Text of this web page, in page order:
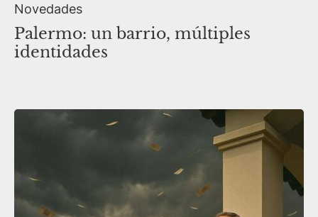
Novedades
Palermo: un barrio, múltiples
identidades